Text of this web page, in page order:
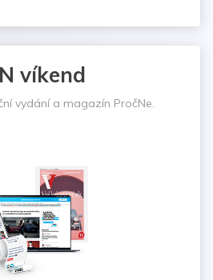
víkend
vydání a magazín PročNe.